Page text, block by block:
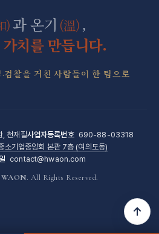
)과 온기 (溫) ,
치를 만듭니다.
검찰을 거친 사람들이 한 팀으로
, 천재필사업자등록번호 690-88-03318
소기업중앙회 본관 7층 (여의도동)
contact@hwaon.com
. All Rights Reserved.